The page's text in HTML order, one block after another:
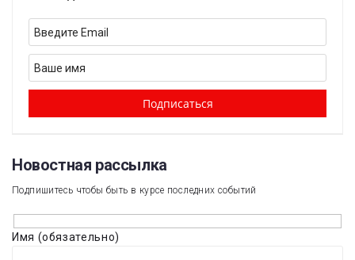
Новостная рассылка​
Подпишитесь чтобы быть в курсе последних событий
Имя (обязательно)